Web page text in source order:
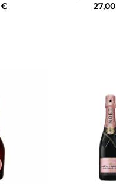
€ 27,00